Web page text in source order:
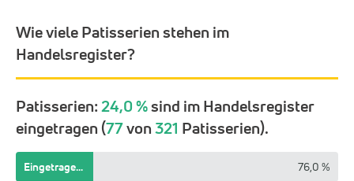
Wie viele Patisserien stehen im
Handelsregister?
Patisserien:24,0 %sind im Handelsregister
eingetragen (77von321 Patisserien).
Eingetragen 24,0 % 76,0 %